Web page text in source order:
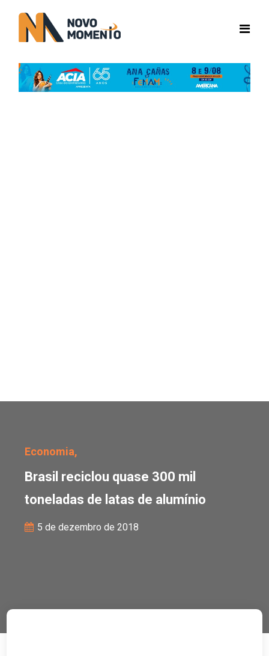
Economia,
Brasil reciclou quase 300 mil
toneladas de latas de alumínio
5 de dezembro de 2018